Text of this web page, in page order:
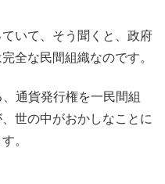
いて、そう聞くと、政府
全な民間組織なのです。
通貨発行権を一民間組
世の中がおかしなことに
。